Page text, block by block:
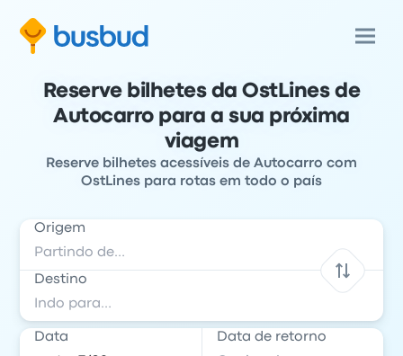
Reserve bilhetes da OstLines de
Autocarro para a sua próxima
viagem
Reserve bilhetes acessíveis de Autocarro com
OstLines para rotas em todo o país
Origem
Destino
Data Data de retorno